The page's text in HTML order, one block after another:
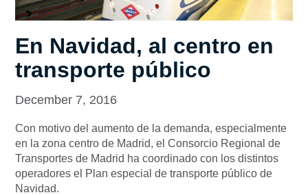
En Navidad, al centro en
transporte público
December 7, 2016
Con motivo del aumento de la demanda, especialmente
en la zona centro de Madrid, el Consorcio Regional de
Transportes de Madrid ha coordinado con los distintos
operadores el Plan especial de transporte público de
Navidad.